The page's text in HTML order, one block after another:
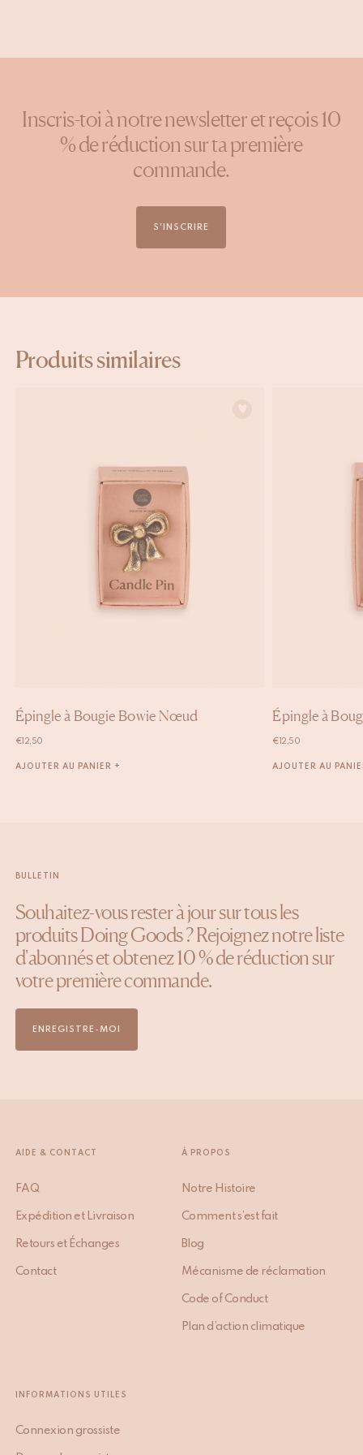
Inscris-toi à notre newsletter et reçois 10
% de réduction sur ta première
commande.
S'INSCRIRE
Produits similaires
Épingle à Bougie Bowie Nœud
€ 12,50
AJOUTER AU PANIER +
Épingle à
€ 12,50
AJOUTER AU
BULLETIN
Souhaitez-vous rester à jour sur tous les
produits Doing Goods ? Rejoignez notre liste
d'abonnés et obtenez 10 % de réduction sur
votre première commande.
ENREGISTRE-MOI
AIDE & CONTACT
FAQ
Expédition et Livraison
Retours et Échanges
Contact
À PROPOS
Notre Histoire
Comment s’est fait
Blog
Mécanisme de réclamation
Code of Conduct
Plan d’action climatique
INFORMATIONS UTILES
Connexion grossiste